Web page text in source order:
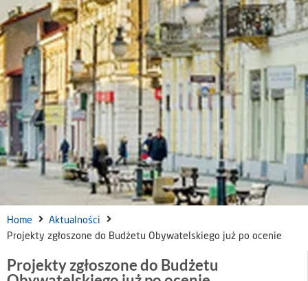
Home
Aktualności
Projekty zgłoszone do Budżetu Obywatelskiego już po ocenie
Projekty zgłoszone do Budżetu